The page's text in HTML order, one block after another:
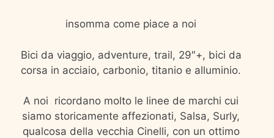
insomma come piace a noi
Bici da viaggio, adventure, trail, 29″+, bici da
corsa in acciaio, carbonio, titanio e alluminio.
A noi ricordano molto le linee de marchi cui
siamo storicamente affezionati, Salsa, Surly,
qualcosa della vecchia Cinelli, con un ottimo